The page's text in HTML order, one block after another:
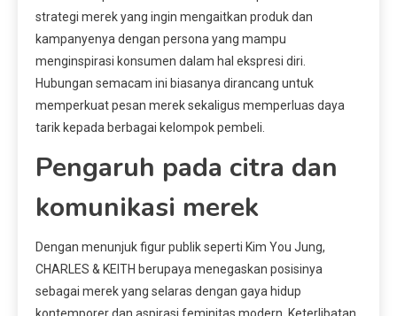
strategi merek yang ingin mengaitkan produk dan
kampanyenya dengan persona yang mampu
menginspirasi konsumen dalam hal ekspresi diri.
Hubungan semacam ini biasanya dirancang untuk
memperkuat pesan merek sekaligus memperluas daya
tarik kepada berbagai kelompok pembeli.
Pengaruh pada citra dan
komunikasi merek
Dengan menunjuk figur publik seperti Kim You Jung,
CHARLES & KEITH berupaya menegaskan posisinya
sebagai merek yang selaras dengan gaya hidup
kontemporer dan aspirasi feminitas modern. Keterlibatan